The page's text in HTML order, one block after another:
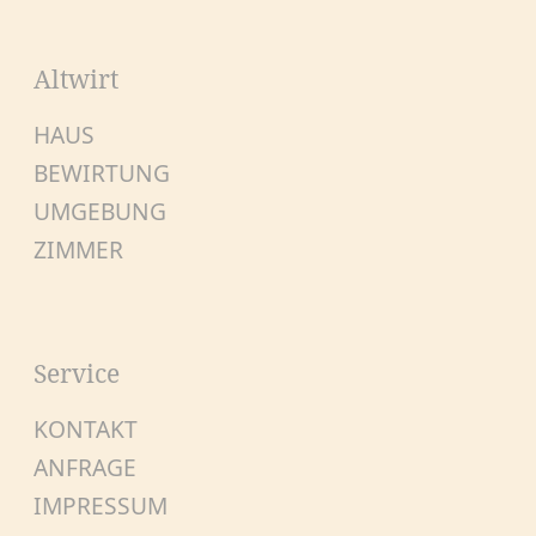
Altwirt
HAUS
BEWIRTUNG
UMGEBUNG
ZIMMER
Service
KONTAKT
ANFRAGE
IMPRESSUM